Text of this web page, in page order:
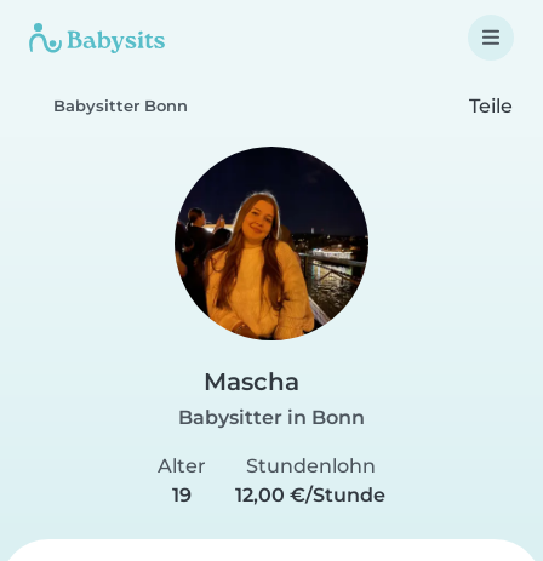
Babysitter Bonn Teile
Mascha
Babysitter in Bonn
Alter
19
Stundenlohn
12,00 €/Stunde